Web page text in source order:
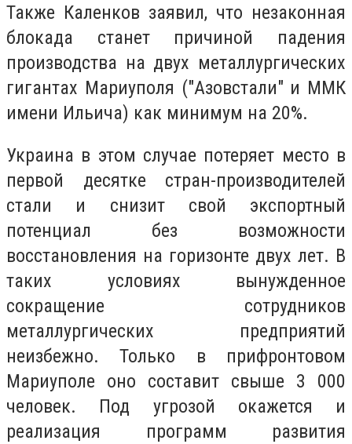
Также Каленков заявил, что незаконная
блокада станет причиной падения
производства на двух металлургических
гигантах Мариуполя ("Азовстали" и ММК
имени Ильича) как минимум на 20%.
Украина в этом случае потеряет место в
первой десятке стран-производителей
стали и снизит свой экспортный
потенциал без возможности
восстановления на горизонте двух лет. В
таких условиях вынужденное
сокращение сотрудников
металлургических предприятий
неизбежно. Только в прифронтовом
Мариуполе оно составит свыше 3 000
человек. Под угрозой окажется и
реализация программ развития